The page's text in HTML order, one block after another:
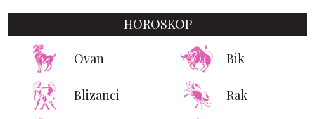
HOROSKOP
Ovan Bik
Blizanci Rak